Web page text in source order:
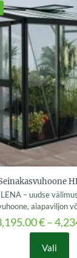
The
options
may
be
chosen
on
the
product
page
– uudse
aiapaviljon
€–
Vali
This